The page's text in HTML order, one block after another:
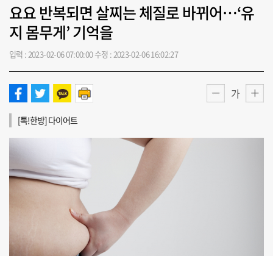
요요 반복되면 살찌는 체질로 바뀌어…‘유
지 몸무게’ 기억을
입력 : 2023-02-06 07:00:00수정 : 2023-02-06 16:02:27
가
[톡!한방] 다이어트